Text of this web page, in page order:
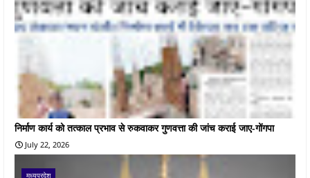
निर्माण कार्य को तत्काल प्रभाव से रुकवाकर गुणवत्ता की जांच कराई जाए-गोंगपा
July 22, 2026
मध्यप्रदेश